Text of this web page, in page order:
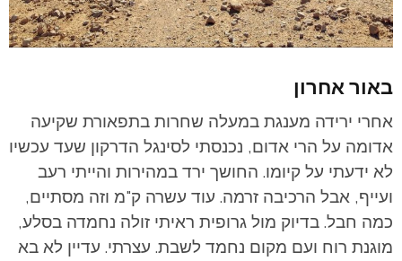
באור אחרון
אחרי ירידה מענגת במעלה שחרות בתפאורת שקיעה
אדומה על הרי אדום, נכנסתי לסינגל הדרקון שעד עכשיו
לא ידעתי על קיומו. החושך ירד במהירות והייתי רעב
ועייף, אבל הרכיבה זרמה. עוד עשרה ק"מ וזה מסתיים,
כמה חבל. בדיוק מול גרופית ראיתי זולה נחמדה בסלע,
מוגנת רוח ועם מקום נחמד לשבת. עצרתי. עדיין לא בא